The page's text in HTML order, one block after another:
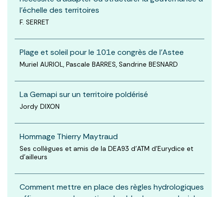
l’échelle des territoires
F. SERRET
Plage et soleil pour le 101e congrès de l’Astee
Muriel AURIOL, Pascale BARRES, Sandrine BESNARD
La Gemapi sur un territoire poldérisé
Jordy DIXON
Hommage Thierry Maytraud
Ses collègues et amis de la DEA93 d'ATM d'Eurydice et
d'ailleurs
Comment mettre en place des règles hydrologiques